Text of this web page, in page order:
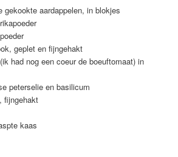
gekookte aardappelen, in blokjes
geplet en fijngehakt
had nog een coeur de boeuftomaat) in
peterselie en basilicum
fijngehakt
kaas